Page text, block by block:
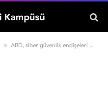
» ABD, siber güvenlik endişeleri nedeniyle otomobillerde Çin teknolojisini yasaklıyor